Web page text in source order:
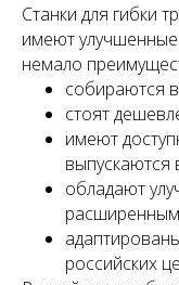
Станки для гибки
имеют
немало
собираются
стоят
имеют
выпускаются
обладают
российских